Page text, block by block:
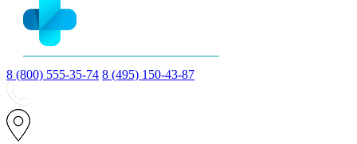
8 (800) 555-35-74 8 (495) 150-43-87